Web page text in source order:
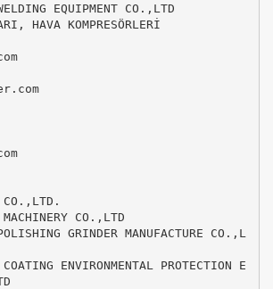
EQUIPMENT CO.,LTD
HAVA KOMPRESÖRLERİ
CO.,LTD.
CO.,LTD
GRINDER MANUFACTURE CO.,L
ENVIRONMENTAL PROTECTION E